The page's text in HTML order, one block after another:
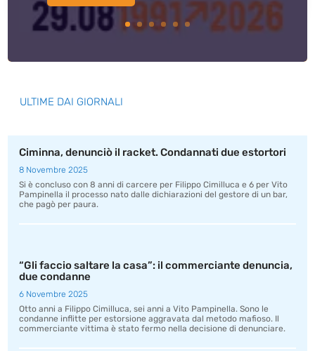
ULTIME DAI GIORNALI
Ciminna, denunciò il racket. Condannati due estortori
8 Novembre 2025
Si è concluso con 8 anni di carcere per Filippo Cimilluca e 6 per Vito
Pampinella il processo nato dalle dichiarazioni del gestore di un bar,
che pagò per paura.
“Gli faccio saltare la casa”: il commerciante denuncia,
due condanne
6 Novembre 2025
Otto anni a Filippo Cimilluca, sei anni a Vito Pampinella. Sono le
condanne inflitte per estorsione aggravata dal metodo mafioso. Il
commerciante vittima è stato fermo nella decisione di denunciare.